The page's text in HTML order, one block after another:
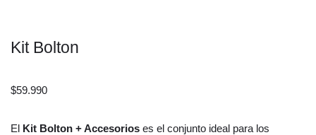
Kit Bolton
$59.990
El Kit Bolton + Accesorios es el conjunto ideal para los